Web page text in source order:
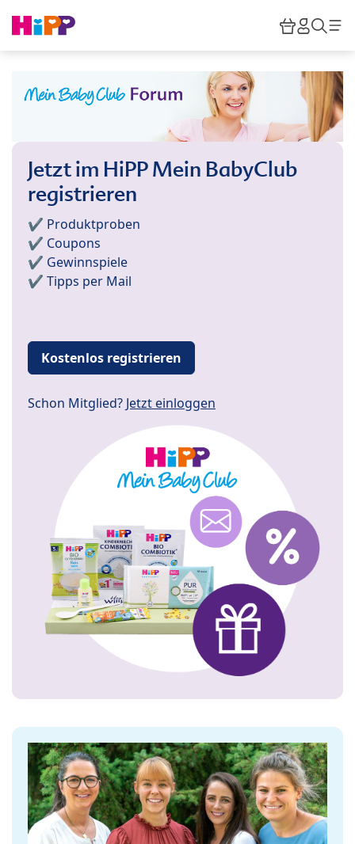
HiPP
Jetzt im HiPP Mein BabyClub
registrieren
✔️ Produktproben
✔️ Coupons
✔️ Gewinnspiele
✔️ Tipps per Mail
Kostenlos registrieren
Schon Mitglied? Jetzt einloggen